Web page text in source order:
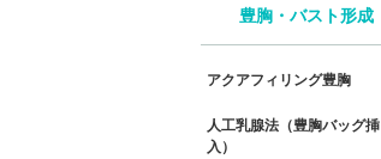
豊胸・バスト形成
アクアフィリング豊胸
人工乳腺法（豊胸バッグ挿
入）